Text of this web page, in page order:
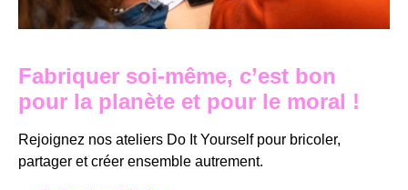
Fabriquer soi-même, c’est bon
pour la planète et pour le moral !
Rejoignez nos ateliers Do It Yourself pour bricoler,
partager et créer ensemble autrement.